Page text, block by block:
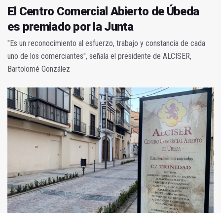
El Centro Comercial Abierto de Úbeda
es premiado por la Junta
"Es un reconocimiento al esfuerzo, trabajo y constancia de cada
uno de los comerciantes", señala el presidente de ALCISER,
Bartolomé González